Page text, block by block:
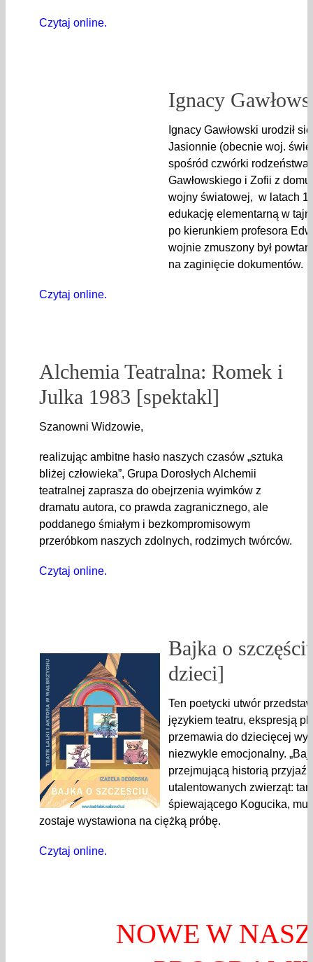
Czytaj online.
Ignacy
Ignacy Gawłowski urodził
Jasionnie (obecnie woj.
spośród czwórki
Gawłowskiego i Zofii z
wojny światowej, w latach
edukację elementarną w
po kierunkiem profesora
wojnie zmuszony był
na zaginięcie dokumentów.
Czytaj online.
Alchemia Teatralna: Romek i
Julka 1983 [spektakl]
Szanowni Widzowie,
realizując ambitne hasło naszych czasów „sztuka
bliżej człowieka”, Grupa Dorosłych Alchemii
teatralnej zaprasza do obejrzenia wyimków z
dramatu autora, co prawda zagranicznego, ale
poddanego śmiałym i bezkompromisowym
przeróbkom naszych zdolnych, rodzimych twórców.
Czytaj online.
Bajka o
dzieci]
Ten poetycki utwór
językiem teatru, ekspresją
przemawia do dziecięcej
niezwykle emocjonalny.
przejmującą historią
utalentowanych zwierząt:
śpiewającego Kogucika,
zostaje wystawiona na ciężką próbę.
Czytaj online.
NOWE W